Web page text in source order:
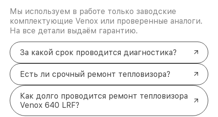
Мы используем в работе только заводские
комплектующие Venox или проверенные аналоги.
На все детали выдаём гарантию.
За какой срок проводится диагностика?
Есть ли срочный ремонт тепловизора?
Как долго проводится ремонт тепловизора
Venox 640 LRF?